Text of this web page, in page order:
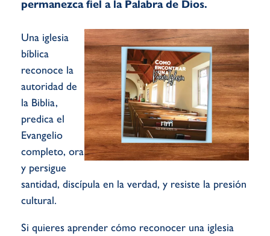
permanezca fiel a la Palabra de Dios.
Una iglesia
bíblica
reconoce la
autoridad de
la Biblia,
predica el
Evangelio
completo, ora
y persigue
santidad, discípula en la verdad, y resiste la presión
cultural.
Si quieres aprender cómo reconocer una iglesia